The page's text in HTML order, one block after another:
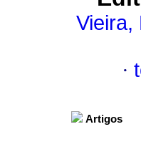
Vieira,
·
Artigos